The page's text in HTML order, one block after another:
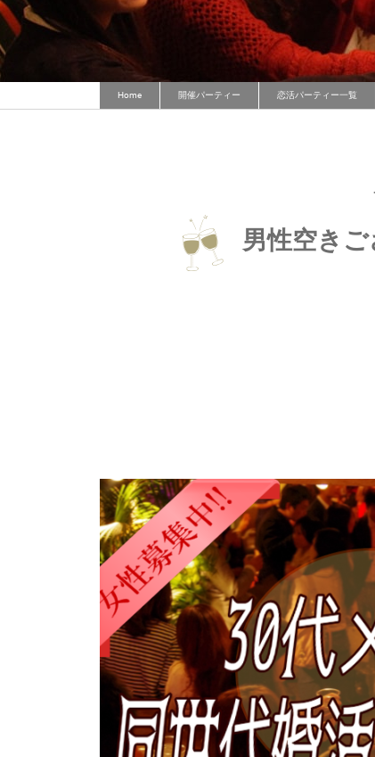
Home 開催パーティー 恋活パーティー一覧
男性空き